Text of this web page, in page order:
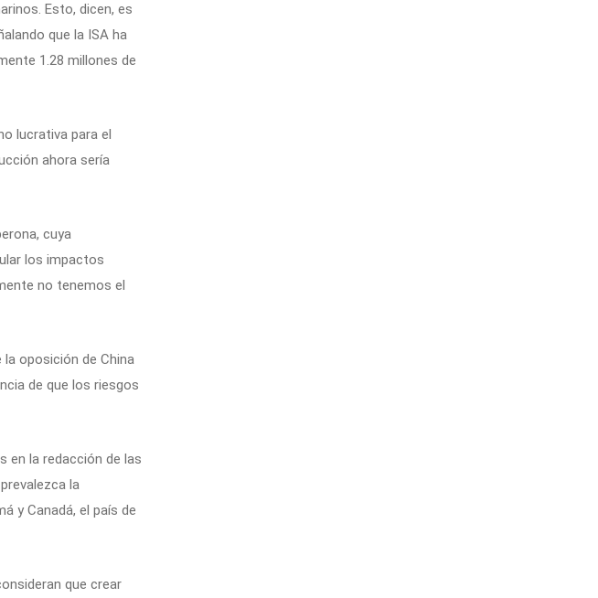
Esto, dicen, es
que la ISA ha
1.28 millones de
lucrativa para el
ahora sería
cuya
los impactos
no tenemos el
oposición de China
de que los riesgos
en la redacción de las
la
y Canadá, el país de
que crear